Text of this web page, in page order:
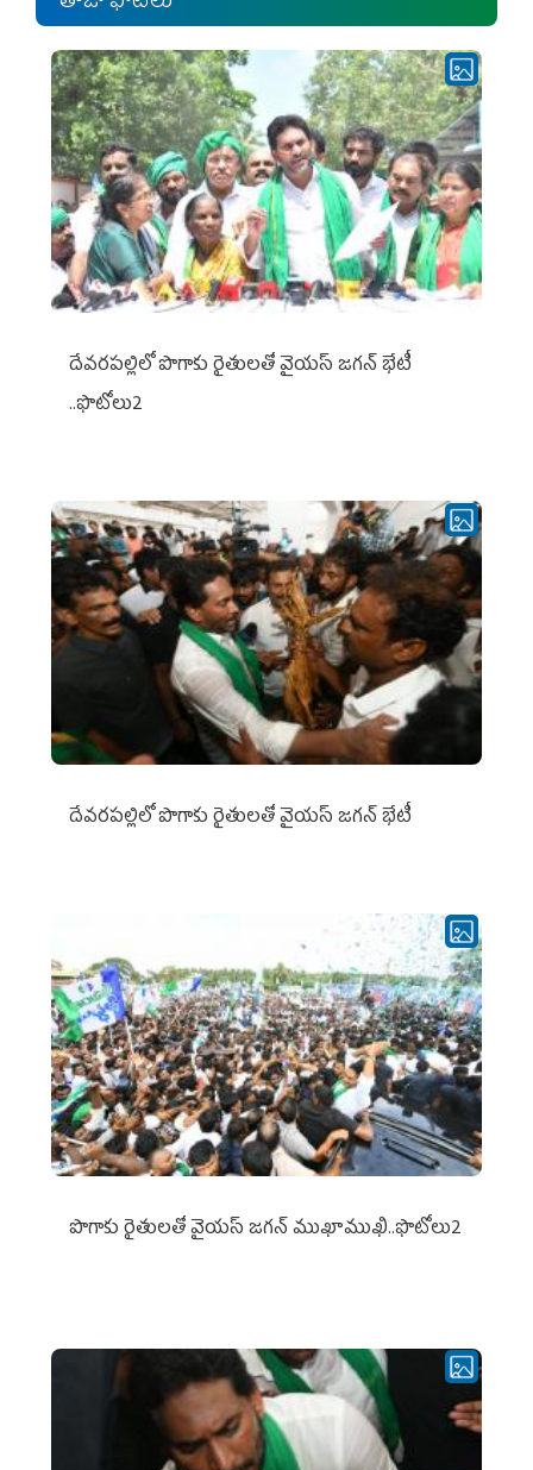
దేవరపల్లిలో పొగాకు రైతులతో వైయస్ జగన్ భేటీ
..ఫొటోలు2
దేవరపల్లిలో పొగాకు రైతులతో వైయస్ జగన్ భేటీ
పొగాకు రైతుల‌తో వైయ‌స్ జ‌గ‌న్ ముఖాముఖి..ఫొటోలు2